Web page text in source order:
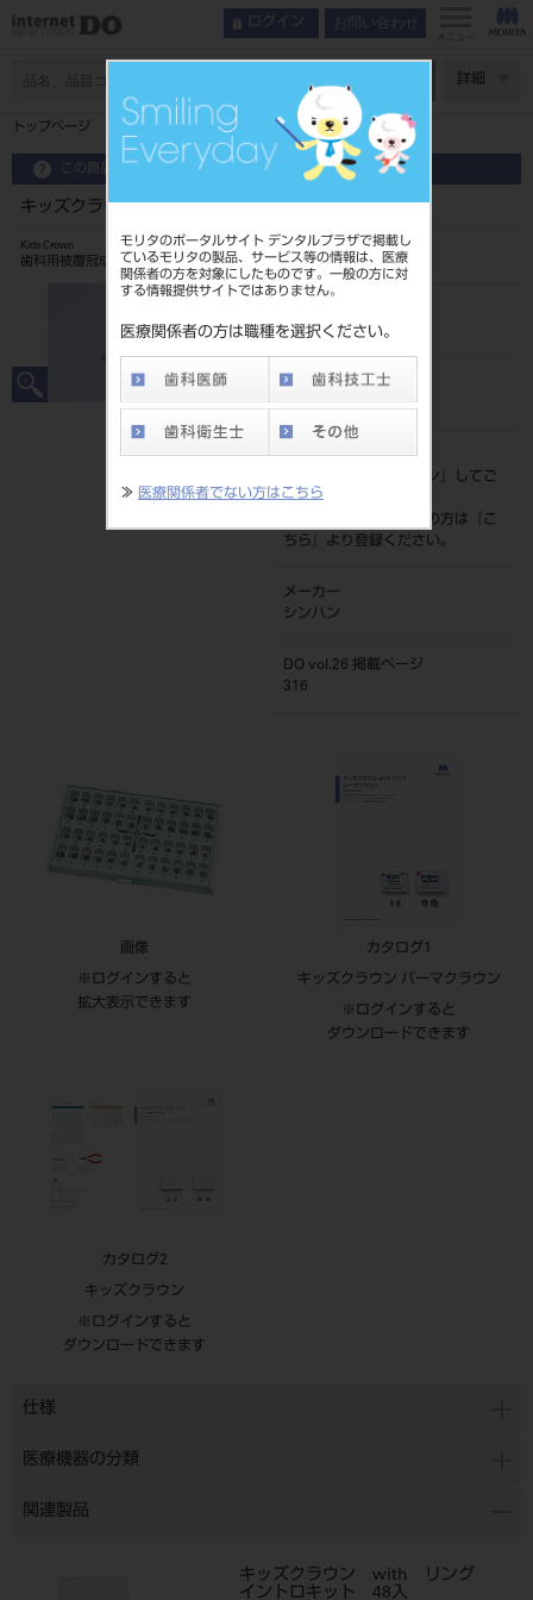
モリタのポータルサイト デンタルプラザで掲載し
ているモリタの製品、サービス等の情報は、医療
関係者の方を対象にしたものです。一般の方に対
する情報提供サイトではありません。
医療関係者の方は職種を選択ください。
≫ 医療関係者でない方はこちら
ログイン お問い合わせ
メニュー
詳細
トップページ キッズクラウン with リング 10入 下顎右側D4
この商品に関するお問い合わせ
キッズクラウン with リング 10入 下顎右側D4
Kids Crown
歯科用被覆冠成形品
206240009D4
JAN/EANコード
標準価格
ログイン
』してご
覧ください。
ネット会員登録がまだの方は『
こ
ちら
』より登録ください。
メーカー
シンハン
DO vol.26 掲載ページ
316
画像
※ログインすると
拡大表示できます
カタログ1
キッズクラウン パーマクラウン
※ログインすると
ダウンロードできます
カタログ2
キッズクラウン
※ログインすると
ダウンロードできます
仕様
医療機器の分類
関連製品
キッズクラウン with リング
イントロキット 48入